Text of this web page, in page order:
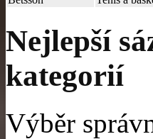
Nejlepší
kategorií
Výběr